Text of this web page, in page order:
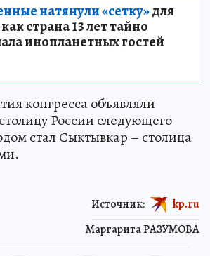
натянули «сетку»для
страна 13 лет тайно
инопланетных гостей
конгресса объявляли
России следующего
стал Сыктывкар – столица
Маргарита РАЗУМОВА
Источник: kp.ru